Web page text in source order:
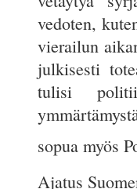
vedoten,
vierailun
julkisesti
tulisi
sopua myös
Ajatus